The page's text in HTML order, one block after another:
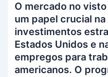
O mercado no
um papel crucial
investimentos
Estados Unidos e
empregos para
americanos. O